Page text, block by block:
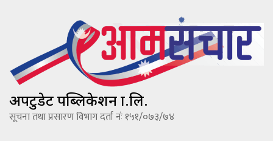
अपटुडेट पब्लिकेशन प्रा.लि.
सूचना तथा प्रसारण विभाग दर्ता नंः १५१/०७३/७४